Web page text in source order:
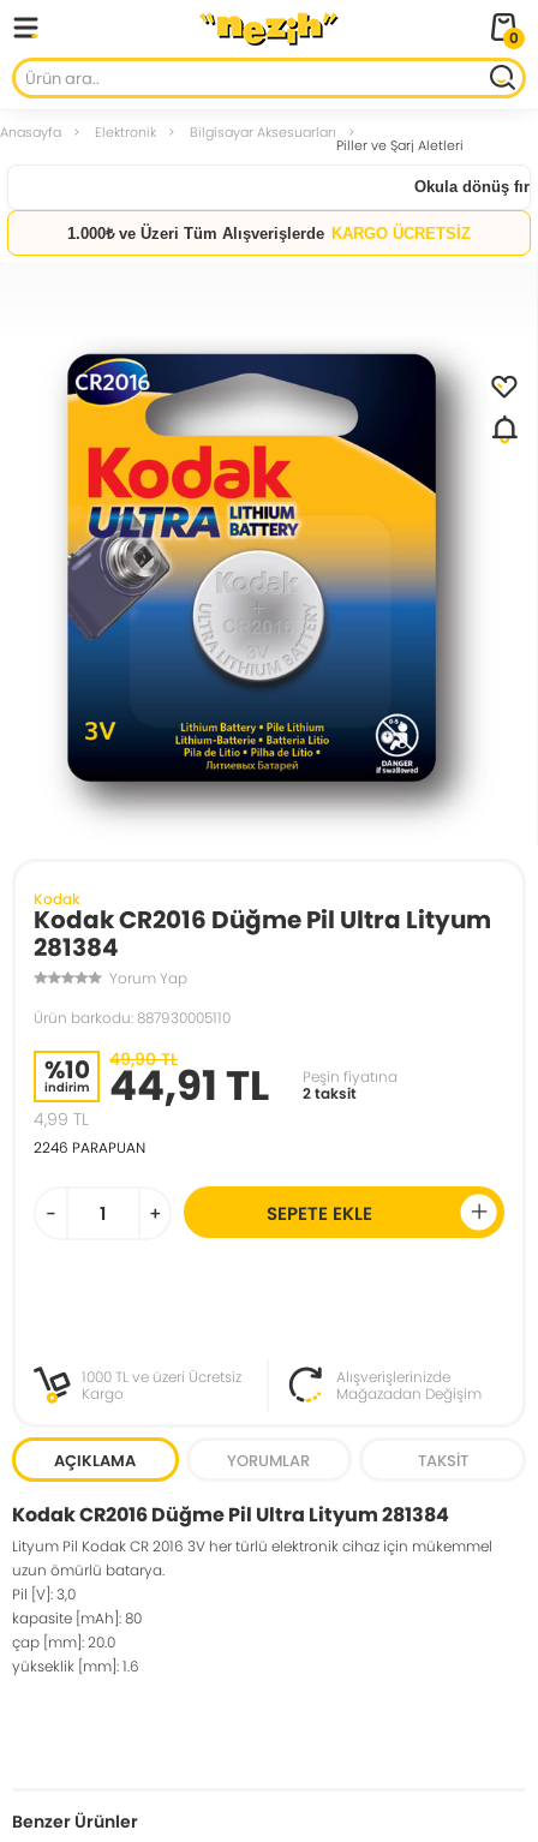
0
Anasayfa Elektronik Bilgisayar Aksesuarları
Piller ve Şarj Aletleri
Okula dönüş
1.000₺ ve Üzeri Tüm Alışverişlerde KARGO ÜCRETSİZ
Kodak
Kodak CR2016 Düğme Pil Ultra Lityum
281384
Yorum Yap
Ürün barkodu: 887930005110
%10
indirim
49,90 TL
44,91 TL
Peşin fiyatına
2 taksit
4,99 TL
2246 PARAPUAN
- + SEPETE EKLE
1000 TL ve üzeri Ücretsiz
Kargo
Alışverişlerinizde
Mağazadan Değişim
AÇIKLAMA YORUMLAR TAKSIT
Kodak CR2016 Düğme Pil Ultra Lityum 281384
Lityum Pil Kodak CR 2016 3V her türlü elektronik cihaz için mükemmel
uzun ömürlü batarya.
Pil [V]: 3,0
kapasite [mAh]: 80
çap [mm]: 20.0
yükseklik [mm]: 1.6
Benzer Ürünler